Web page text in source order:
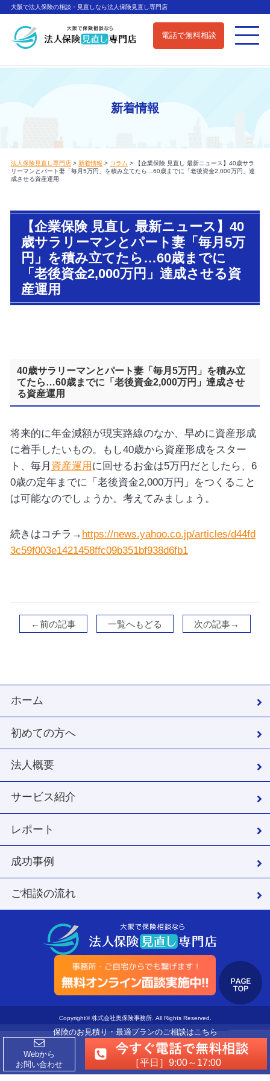
大阪で法人保険の相談・見直しなら法人保険見直し専門店
電話で無料相談
新着情報
法人保険見直し専門店> 新着情報 > コラム >
【企業保険 見直し 最新ニュース】40歳サラ
リーマンとパート妻「毎月5万円」を積み立てたら…60歳までに「老後資金2,000万円」達
成させる資産運用
【企業保険 見直し 最新ニュース】40
歳サラリーマンとパート妻「毎月5万
円」を積み立てたら…60歳までに
「老後資金2,000万円」達成させる資
産運用
40歳サラリーマンとパート妻「毎月5万円」を積み立
てたら…60歳までに「老後資金2,000万円」達成させ
る資産運用
将来的に年金減額が現実路線のなか、早めに資産形成
に着手したいもの。もし40歳から資産形成をスター
ト、毎月 資産運用 に回せるお金は5万円だとしたら、6
0歳の定年までに「老後資金2,000万円」をつくること
は可能なのでしょうか。考えてみましょう。
続きはコチラ→ https://news.yahoo.co.jp/articles/d44fd
3c59f003e1421458ffc09b351bf938d6fb1
←前の記事 一覧へもどる 次の記事→
ホーム
初めての方へ
法人概要
サービス紹介
レポート
成功事例
ご相談の流れ
Copyright© 株式会社奥保険事務所. All Rights Reserved.
保険のお見積り・最適プランのご相談はこちら
Webから
お問い合わせ
［平日］9:00～17:00